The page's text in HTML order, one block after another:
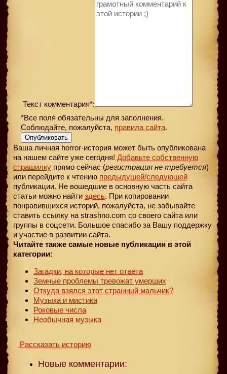
Текст комментария*:
*Все поля обязательны для заполнения.
Соблюдайте, пожалуйста, правила сайта.
Опубликовать
Ваша личная horror-история может быть опубликована
на нашем сайте уже сегодня! Добавьте собственную
страшилку прямо сейчас (регистрация не требуется)
или перейдите к чтению предыдущей/следующей
публикации. Не вошедшие в основную часть сайта
статьи можно найти здесь. При копировании
понравившихся историй, пожалуйста, не забывайте
ставить ссылку на strashno.com со своего сайта или
группы в соцсети. Большое спасибо за Вашу поддержку
и участие в развитии сайта.
Читайте также самые новые публикации в этой
категории:
Загадки, на которые нет ответа
Земные проблемы тревожат умерших
Откуда взялся этот странный мальчик?
Музыка и мистика
Роковые числа
Необычная музыка
Рассказать историю
Новые комментарии: